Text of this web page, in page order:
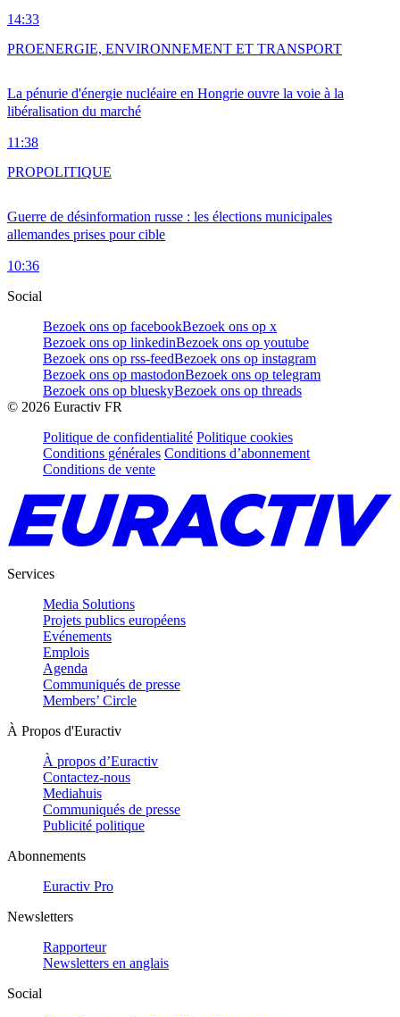
14:33
La pénurie d'énergie nucléaire en Hongrie ouvre la voie à la
libéralisation du marché
11:38
PROENERGIE, ENVIRONNEMENT ET TRANSPORT
Guerre de désinformation russe : les élections municipales
allemandes prises pour cible
10:36
PROPOLITIQUE
Social
Bezoek ons op facebookBezoek ons op x
Bezoek ons op linkedinBezoek ons op youtube
Bezoek ons op rss-feedBezoek ons op instagram
Bezoek ons op mastodonBezoek ons op telegram
Bezoek ons op blueskyBezoek ons op threads
© 2026 Euractiv FR
Politique de confidentialité Politique cookies
Conditions générales Conditions d’abonnement
Conditions de vente
Services
Media Solutions
Projets publics européens
Evénements
Emplois
Agenda
Communiqués de presse
Members’ Circle
À Propos d'Euractiv
À propos d’Euractiv
Contactez-nous
Mediahuis
Communiqués de presse
Publicité politique
Abonnements
Euractiv Pro
Newsletters
Rapporteur
Newsletters en anglais
Social